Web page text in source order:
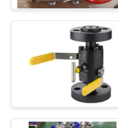
KONTROLA
JAKOŚCI
SKONTAKTUJ
Zawór
czopowy